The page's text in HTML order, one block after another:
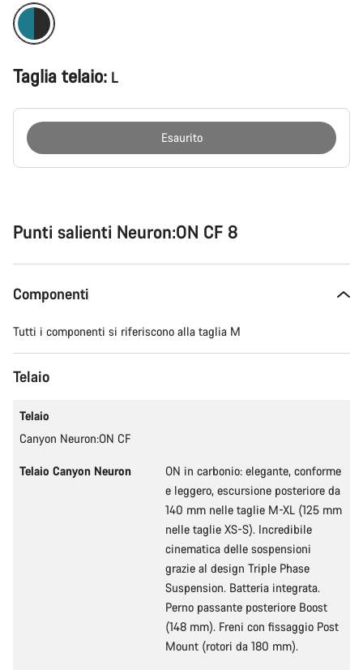
Taglia telaio: L
Esaurito
Punti salienti Neuron:ON CF 8
Componenti
Tutti i componenti si riferiscono alla taglia M
Telaio
Telaio
Canyon Neuron:ON CF
Telaio Canyon Neuron
ON in carbonio: elegante, conforme
e leggero, escursione posteriore da
140 mm nelle taglie M-XL (125 mm
nelle taglie XS-S). Incredibile
cinematica delle sospensioni
grazie al design Triple Phase
Suspension. Batteria integrata.
Perno passante posteriore Boost
(148 mm). Freni con fissaggio Post
Mount (rotori da 180 mm).